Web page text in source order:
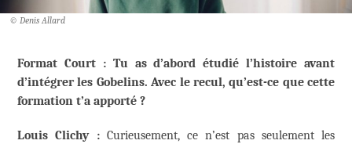
© Denis Allard
Format Court : Tu as d’abord étudié l’histoire avant
d’intégrer les Gobelins. Avec le recul, qu’est-ce que cette
formation t’a apporté ?
Louis Clichy :Curieusement, ce n’est pas seulement les